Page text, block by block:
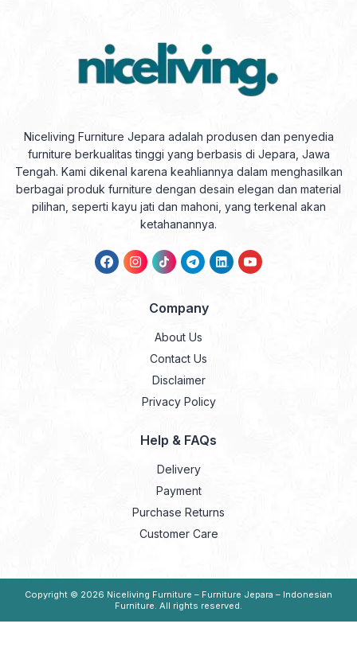
Niceliving Furniture Jepara adalah produsen dan penyedia
furniture berkualitas tinggi yang berbasis di Jepara, Jawa
Tengah. Kami dikenal karena keahliannya dalam menghasilkan
berbagai produk furniture dengan desain elegan dan material
pilihan, seperti kayu jati dan mahoni, yang terkenal akan
ketahanannya.
Company
About Us
Contact Us
Disclaimer
Privacy Policy
Help & FAQs
Delivery
Payment
Purchase Returns
Customer Care
Copyright © 2026 Niceliving Furniture – Furniture Jepara – Indonesian
Furniture. All rights reserved.